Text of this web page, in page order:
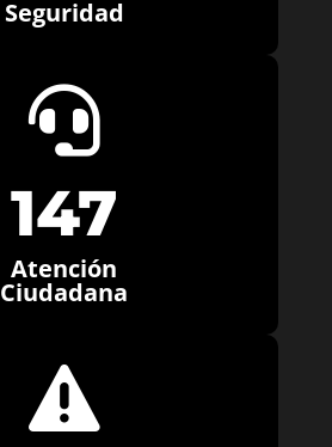
Seguridad

147
Atención
Ciudadana
